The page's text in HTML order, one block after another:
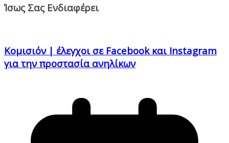
Ίσως Σας Ενδιαφέρει
Κομισιόν | έλεγχοι σε Facebook και Instagram
για την προστασία ανηλίκων